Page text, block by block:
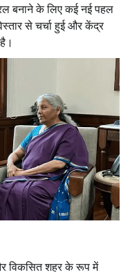
बनाने के लिए कई नई पहल
से चर्चा हुई और केंद्र
विकसित शहर के रूप में